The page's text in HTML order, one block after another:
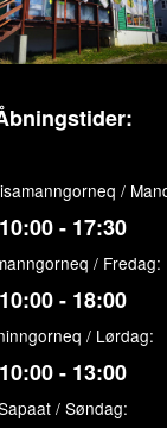
/
10:00 - 17:30
/ Fredag:
10:00 - 18:00
/ Lørdag:
10:00 - 13:00
/ Søndag: